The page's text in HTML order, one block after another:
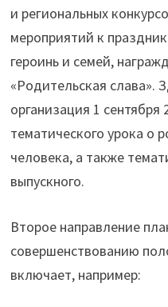
и региональных
мероприятий к
героинь и семей,
«Родительская слава».
организация 1
тематического урока о
человека, а также
выпускного.
Второе направление
совершенствованию
включает, например: